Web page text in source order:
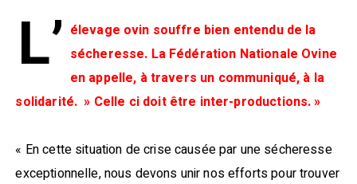
L’ élevage ovin souffre bien entendu de la
sécheresse. La Fédération Nationale Ovine
en appelle, à travers un communiqué, à la
solidarité. » Celle ci doit être inter-productions. »
« En cette situation de crise causée par une sécheresse
exceptionnelle, nous devons unir nos efforts pour trouver